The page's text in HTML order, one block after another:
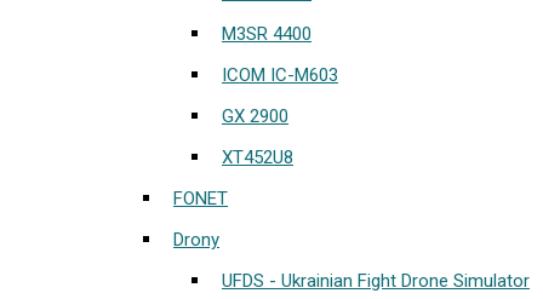
M3SR 4400
ICOM IC-M603
GX 2900
XT452U8
FONET
Drony
UFDS - Ukrainian Fight Drone Simulator